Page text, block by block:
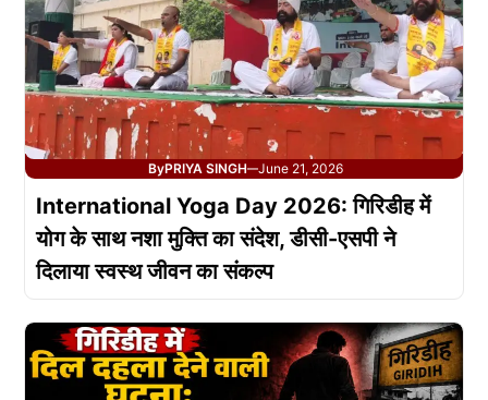
ByPRIYA SINGH—June 21, 2026
International Yoga Day 2026: गिरिडीह में
योग के साथ नशा मुक्ति का संदेश, डीसी-एसपी ने
दिलाया स्वस्थ जीवन का संकल्प